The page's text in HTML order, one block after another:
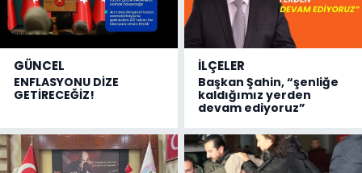
GÜNCEL
ENFLASYONU DİZE
GETİRECEĞİZ!
İLÇELER
Başkan Şahin, “şenliğe
kaldığımız yerden
devam ediyoruz”